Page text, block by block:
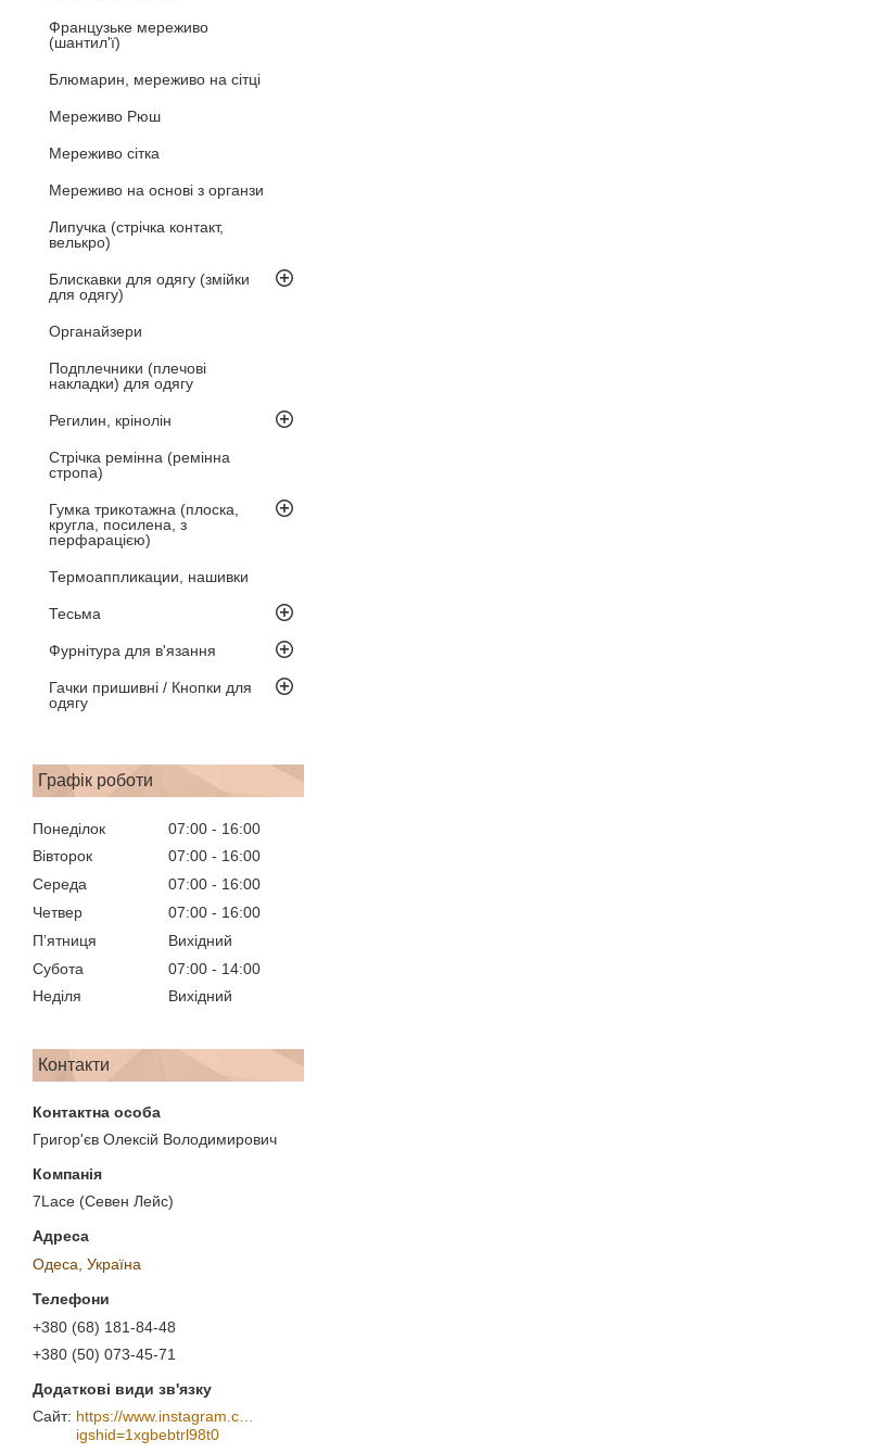
Французьке мереживо
(шантил'ї)
Блюмарин, мереживо на сітці
Мереживо Рюш
Мереживо сітка
Мереживо на основі з органзи
Липучка (стрічка контакт,
велькро)
Блискавки для одягу (змійки
для одягу)
Органайзери
Подплечники (плечові
накладки) для одягу
Регилин, крінолін
Стрічка ремінна (ремінна
стропа)
Гумка трикотажна (плоска,
кругла, посилена, з
перфарацією)
Термоаппликации, нашивки
Тесьма
Фурнітура для в'язання
Гачки пришивні / Кнопки для
одягу
Графік роботи
Понеділок 07:00
16:00
Вівторок
07:00
16:00
Середа
07:00
16:00
Четвер
07:00
16:00
Пʼятниця
Вихідний
Субота
07:00
14:00
Неділя
Вихідний
Контакти
Григор'єв Олексій Володимирович
7Lace (Севен Лейс)
Одеса, Україна
+380 (68) 181-84-48
+380 (50) 073-45-71
https://www.instagram.com/7_lace/?
igshid=1xgbebtrl98t0